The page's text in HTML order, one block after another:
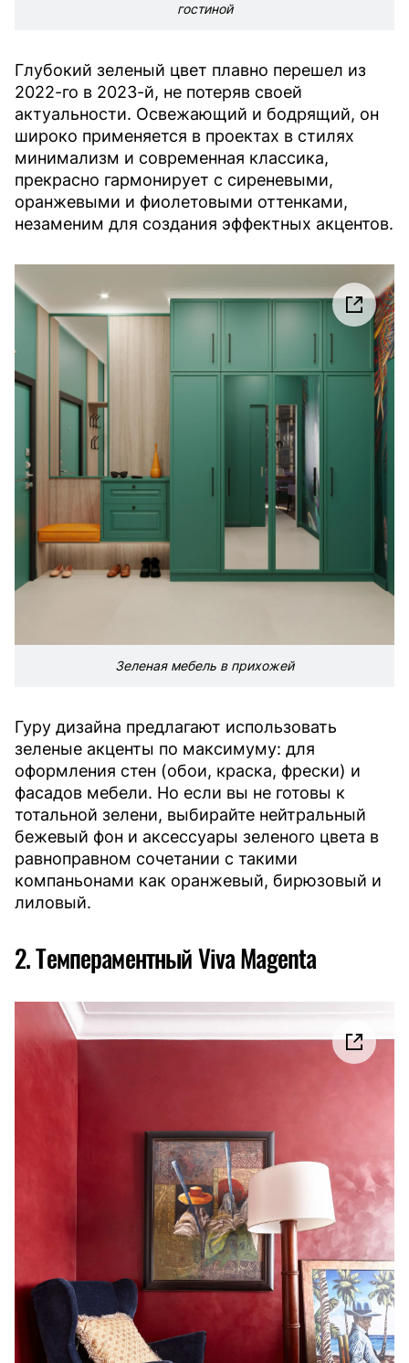
гостиной
Глубокий зеленый цвет плавно перешел из
2022-го в 2023-й, не потеряв своей
актуальности. Освежающий и бодрящий, он
широко применяется в проектах в стилях
минимализм и современная классика,
прекрасно гармонирует с сиреневыми,
оранжевыми и фиолетовыми оттенками,
незаменим для создания эффектных акцентов.
Зеленая мебель в прихожей
Гуру дизайна предлагают использовать
зеленые акценты по максимуму: для
оформления стен (обои, краска, фрески) и
фасадов мебели. Но если вы не готовы к
тотальной зелени, выбирайте нейтральный
бежевый фон и аксессуары зеленого цвета в
равноправном сочетании с такими
компаньонами как оранжевый, бирюзовый и
лиловый.
2. Темпераментный Viva Magenta